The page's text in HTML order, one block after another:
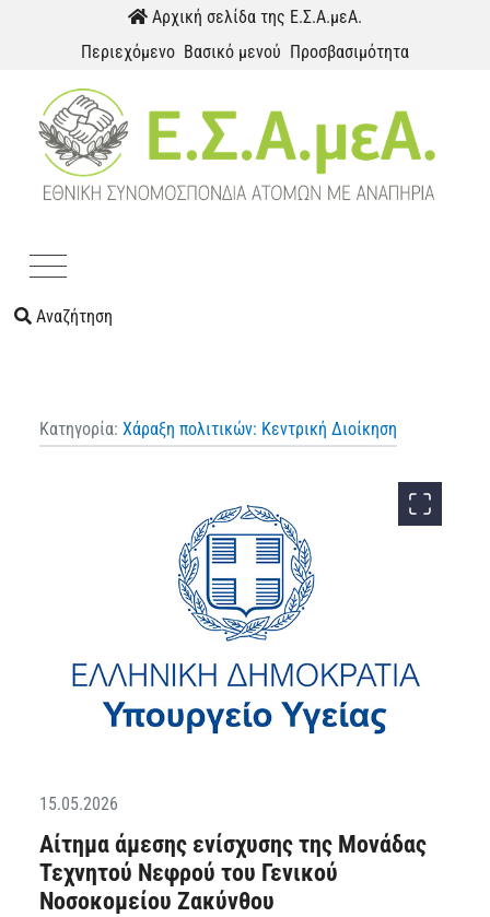
Παράκαμψη προς το περιεχόμενοΑρχική σελίδα της Ε.Σ.Α.μεΑ.
Περιεχόμενο Βασικό μενού Προσβασιμότητα
Αναζήτηση
Κατηγορία: Χάραξη πολιτικών: Κεντρική Διοίκηση
15.05.2026
Αίτημα άμεσης ενίσχυσης της Μονάδας
Τεχνητού Νεφρού του Γενικού
Νοσοκομείου Ζακύνθου